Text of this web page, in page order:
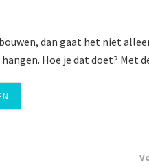
dan gaat het niet
Hoe je dat doet? Met